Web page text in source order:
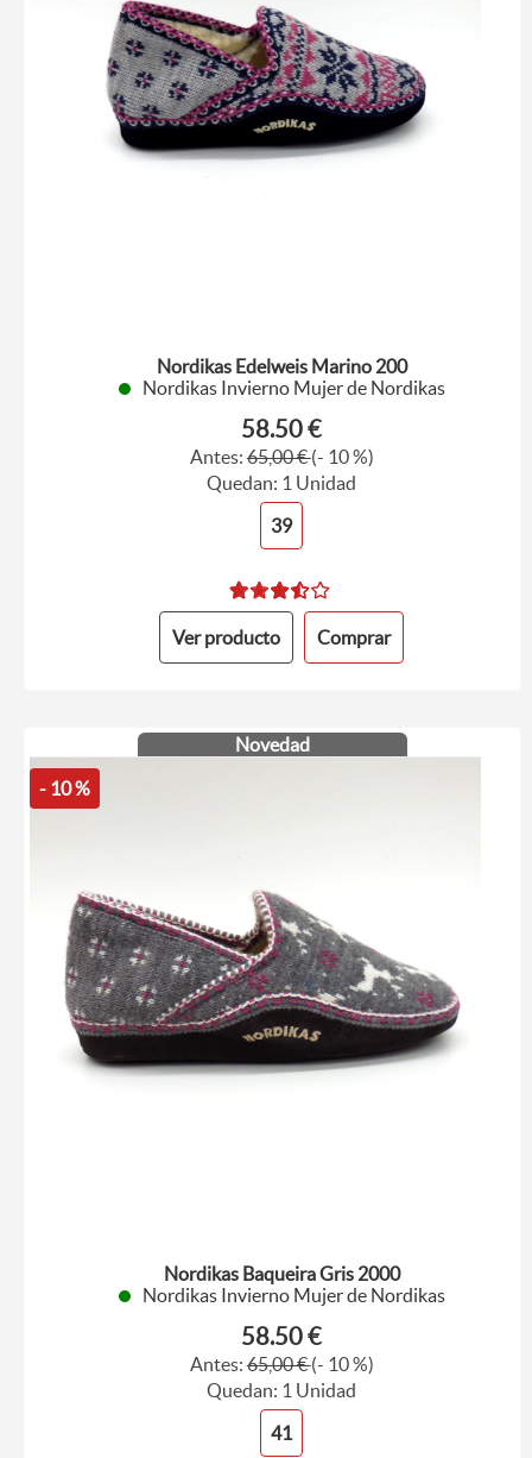
Nordikas Edelweis Marino 200
Nordikas Invierno Mujer de Nordikas
58.50 €
Antes:65,00 €(- 10 %)
Quedan: 1 Unidad
39
Ver producto Comprar
Novedad
- 10 %
Nordikas Baqueira Gris 2000
Nordikas Invierno Mujer de Nordikas
58.50 €
Antes:65,00 €(- 10 %)
Quedan: 1 Unidad
41